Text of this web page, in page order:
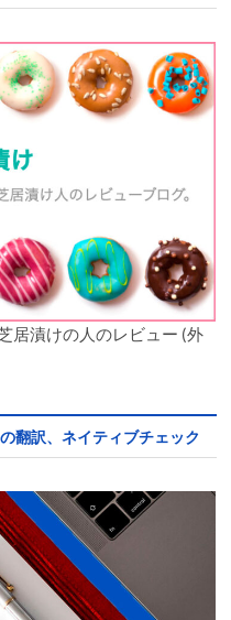
居漬けの人のレビュー (外
翻訳、ネイティブチェック